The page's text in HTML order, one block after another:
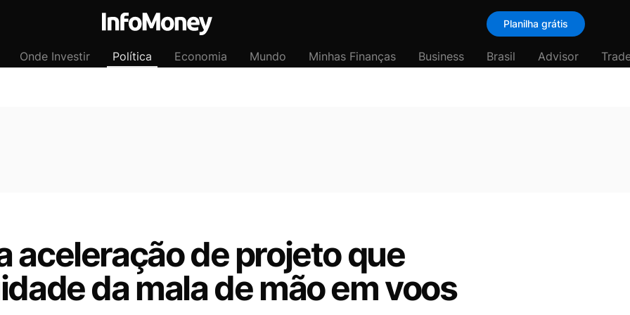
Planilha grátis
Onde Investir Política Economia Mundo Minhas Finanças Business Brasil Advisor
aceleração de projeto que
da mala de mão em voos